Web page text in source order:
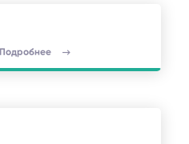
Подробнее